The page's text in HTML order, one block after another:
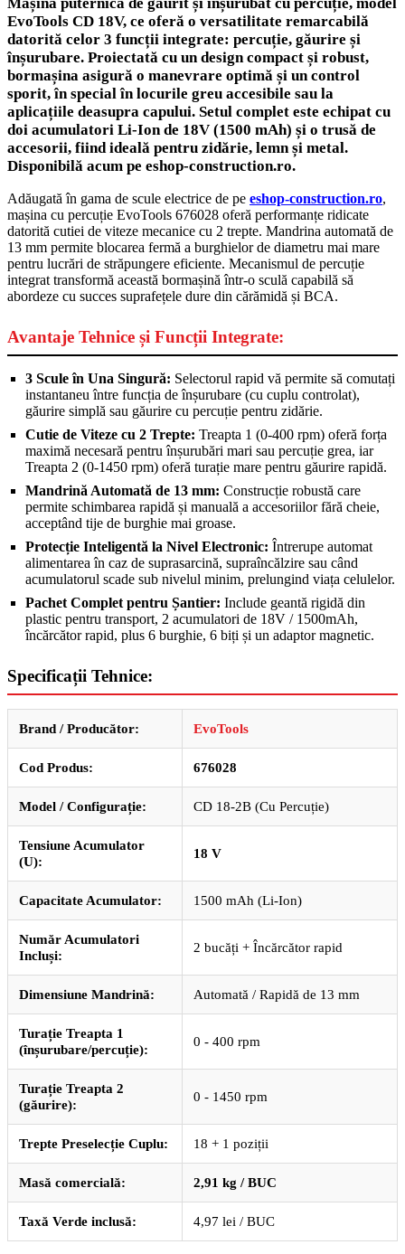
Mașină puternică de găurit și înșurubat cu percuție, model
EvoTools CD 18V, ce oferă o versatilitate remarcabilă
datorită celor 3 funcții integrate: percuție, găurire și
înșurubare. Proiectată cu un design compact și robust,
bormașina asigură o manevrare optimă și un control
sporit, în special în locurile greu accesibile sau la
aplicațiile deasupra capului. Setul complet este echipat cu
doi acumulatori Li-Ion de 18V (1500 mAh) și o trusă de
accesorii, fiind ideală pentru zidărie, lemn și metal.
Disponibilă acum pe eshop-construction.ro.
Adăugată în gama de scule electrice de pe eshop-construction.ro,
mașina cu percuție EvoTools 676028 oferă performanțe ridicate
datorită cutiei de viteze mecanice cu 2 trepte. Mandrina automată de
13 mm permite blocarea fermă a burghielor de diametru mai mare
pentru lucrări de străpungere eficiente. Mecanismul de percuție
integrat transformă această bormașină într-o sculă capabilă să
abordeze cu succes suprafețele dure din cărămidă și BCA.
Avantaje Tehnice și Funcții Integrate:
3 Scule în Una Singură: Selectorul rapid vă permite să comutați
instantaneu între funcția de înșurubare (cu cuplu controlat),
găurire simplă sau găurire cu percuție pentru zidărie.
Cutie de Viteze cu 2 Trepte: Treapta 1 (0-400 rpm) oferă forța
maximă necesară pentru înșurubări mari sau percuție grea, iar
Treapta 2 (0-1450 rpm) oferă turație mare pentru găurire rapidă.
Mandrină Automată de 13 mm: Construcție robustă care
permite schimbarea rapidă și manuală a accesoriilor fără cheie,
acceptând tije de burghie mai groase.
Protecție Inteligentă la Nivel Electronic: Întrerupe automat
alimentarea în caz de suprasarcină, supraîncălzire sau când
acumulatorul scade sub nivelul minim, prelungind viața celulelor.
Pachet Complet pentru Șantier: Include geantă rigidă din
plastic pentru transport, 2 acumulatori de 18V / 1500mAh,
încărcător rapid, plus 6 burghie, 6 biți și un adaptor magnetic.
Specificații Tehnice:
Brand / Producător: EvoTools
Cod Produs: 676028
Model / Configurație: CD 18-2B (Cu Percuție)
Tensiune Acumulator
(U):
18 V
Capacitate Acumulator: 1500 mAh (Li-Ion)
Număr Acumulatori
Incluși:
2 bucăți + Încărcător rapid
Dimensiune Mandrină: Automată / Rapidă de 13 mm
Turație Treapta 1
(înșurubare/percuție):
0 - 400 rpm
Turație Treapta 2
(găurire):
0 - 1450 rpm
Trepte Preselecție Cuplu: 18 + 1 poziții
Masă comercială: 2,91 kg / BUC
Taxă Verde inclusă: 4,97 lei / BUC